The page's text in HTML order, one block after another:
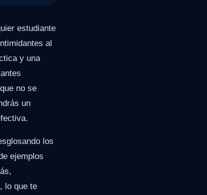
estudiante
al
y una
no se
un
los
ejemplos
lo que te